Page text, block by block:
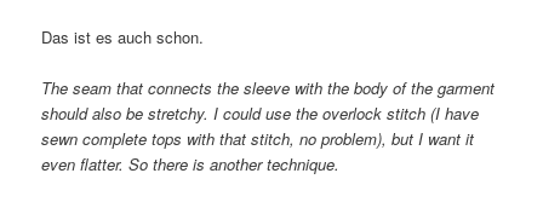
Das ist es auch schon.
The seam that connects the sleeve with the body of the garment
should also be stretchy. I could use the overlock stitch (I have
sewn complete tops with that stitch, no problem), but I want it
even flatter. So there is another technique.